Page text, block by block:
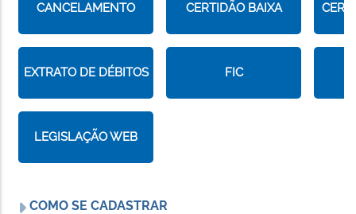
CANCELAMENTO CERTIDÃO BAIXA
EXTRATO DE DÉBITOS FIC
LEGISLAÇÃO WEB
COMO SE CADASTRAR